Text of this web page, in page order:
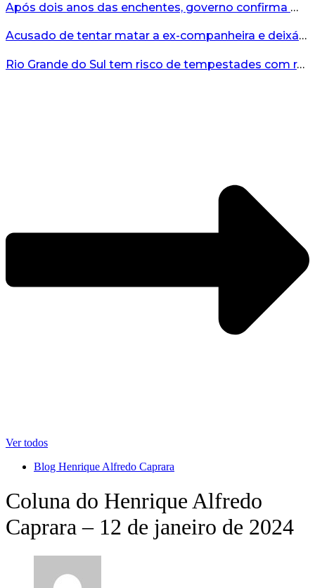
Após dois anos das enchentes, governo confirma mais de R$19 milhões para nova ponte no Vale do Taquari...
Acusado de tentar matar a ex-companheira e deixá-la paraplégica é condenado na Serra Gaúcha...
Rio Grande do Sul tem risco de tempestades com rajadas de ventos nos próximos dias...
Ver todos
Blog Henrique Alfredo Caprara
Coluna do Henrique Alfredo
Caprara – 12 de janeiro de 2024